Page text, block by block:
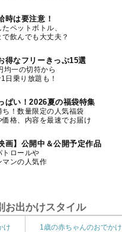
時は要注意！
ペットボトル、
で飲んでも大丈夫？
得なフリーきっぷ15選
均一の切符から
日乗り放題も！
ぱい！2026夏の福袋特集
ち！数量限定の人気福袋
価格、内容を最速でお届け
画】公開中＆公開予定作品
トロールや
マンの人気作
お出かけスタイル
け 1歳の赤ちゃんのおでかけ